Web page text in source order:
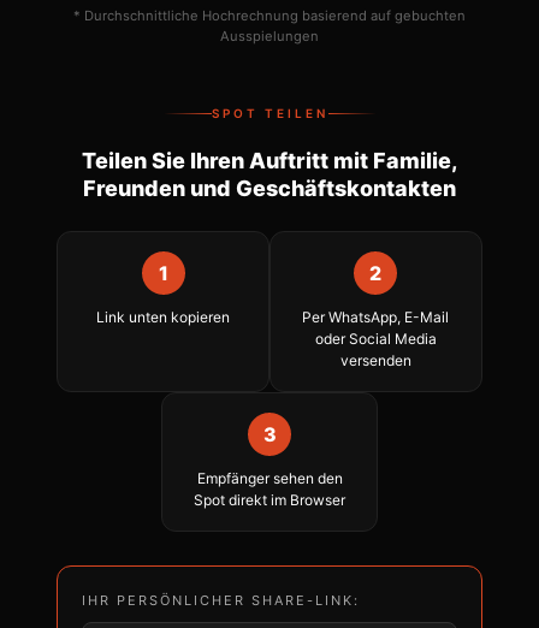
* Durchschnittliche Hochrechnung basierend auf gebuchten
Ausspielungen
SPOT TEILEN
Teilen Sie Ihren Auftritt mit Familie,
Freunden und Geschäftskontakten
1
Link unten kopieren
2
Per WhatsApp, E-Mail
oder Social Media
versenden
3
Empfänger sehen den
Spot direkt im Browser
IHR PERSÖNLICHER SHARE-LINK: